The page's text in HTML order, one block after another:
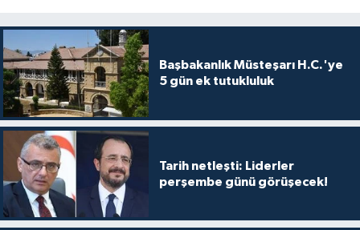
Başbakanlık Müsteşarı H.C.'ye
5 gün ek tutukluluk
Tarih netleşti: Liderler
perşembe günü görüşecek!
Nöbetçi Eczaneler
ÖZEL HABER
SAĞLIK
SİYASET
SPOR